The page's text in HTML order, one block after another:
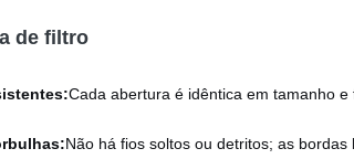
de filtro
Cada abertura é idêntica em tamanho
Não há fios soltos ou detritos; as